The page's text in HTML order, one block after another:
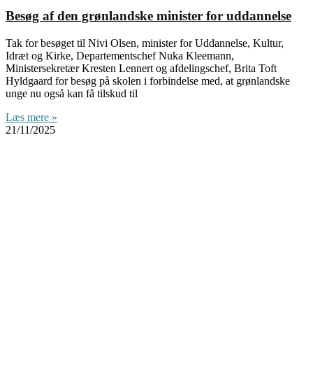
Besøg af den grønlandske minister for uddannelse
Tak for besøget til Nivi Olsen, minister for Uddannelse, Kultur,
Idræt og Kirke, Departementschef Nuka Kleemann,
Ministersekretær Kresten Lennert og afdelingschef, Brita Toft
Hyldgaard for besøg på skolen i forbindelse med, at grønlandske
unge nu også kan få tilskud til
Læs mere »
21/11/2025